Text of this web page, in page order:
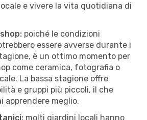
e vivere la vita quotidiana di
poiché le condizioni
essere avverse durante i
è un ottimo momento per
come ceramica, fotografia o
La bassa stagione offre
e gruppi più piccoli, il che
apprendere meglio.
molti giardini locali hanno